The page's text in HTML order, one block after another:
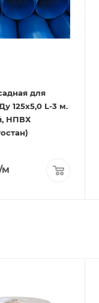
для
L-3 м.
НПВХ
м